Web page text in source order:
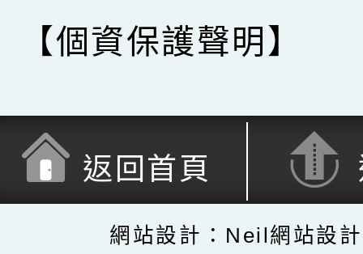
【個資保護聲明】
返回首頁
網站設計：Neil網站設